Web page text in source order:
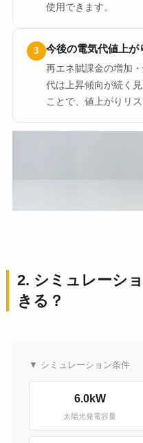
使用できます。
3 今後の電気代値上が
再エネ賦課金の増加
代は上昇傾向が続く
ことで、値上がりリ
2. シミュレーシ
きる？
▼ シミュレーション条件
6.0kW
太陽光発電容量